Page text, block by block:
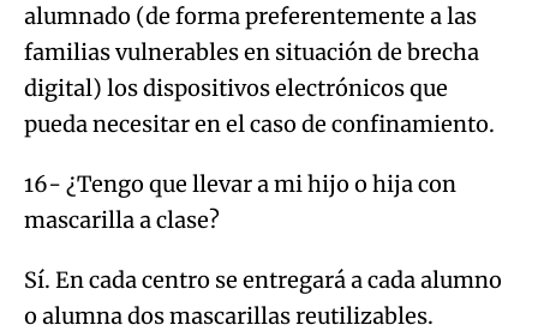
alumnado (de forma preferentemente a las
familias vulnerables en situación de brecha
digital) los dispositivos electrónicos que
pueda necesitar en el caso de confinamiento.
16- ¿Tengo que llevar a mi hijo o hija con
mascarilla a clase?
Sí. En cada centro se entregará a cada alumno
o alumna dos mascarillas reutilizables.